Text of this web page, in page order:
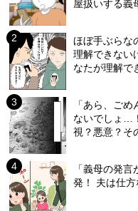
屋扱いする義
ほぼ手ぶらな
理解できない
なたが理解で
「あら、ご
ないでしょ…
視？悪意？そ
「義母の発
発！ 夫は仕